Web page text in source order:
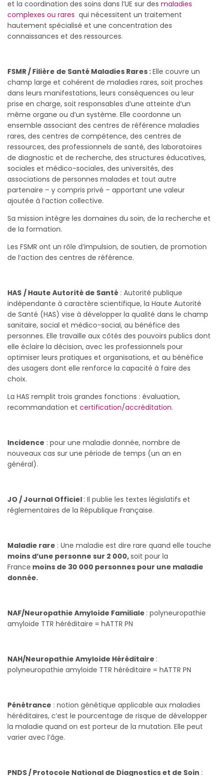
et la coordination des soins dans l’UE sur des maladies
complexes ou rares qui nécessitent un traitement
hautement spécialisé et une concentration des
connaissances et des ressources.
FSMR / Filière de Santé Maladies Rares :Elle couvre un
champ large et cohérent de maladies rares, soit proches
dans leurs manifestations, leurs conséquences ou leur
prise en charge, soit responsables d’une atteinte d’un
même organe ou d’un système. Elle coordonne un
ensemble associant des centres de référence maladies
rares, des centres de compétence, des centres de
ressources, des professionnels de santé, des laboratoires
de diagnostic et de recherche, des structures éducatives,
sociales et médico-sociales, des universités, des
associations de personnes malades et tout autre
partenaire – y compris privé – apportant une valeur
ajoutée à l’action collective.
Sa mission intègre les domaines du soin, de la recherche et
de la formation.
Les FSMR ont un rôle d’impulsion, de soutien, de promotion
de l’action des centres de référence.
HAS / Haute Autorité de Santé : Autorité publique
indépendante à caractère scientifique, la Haute Autorité
de Santé (HAS) vise à développer la qualité dans le champ
sanitaire, social et médico-social, au bénéfice des
personnes. Elle travaille aux côtés des pouvoirs publics dont
elle éclaire la décision, avec les professionnels pour
optimiser leurs pratiques et organisations, et au bénéfice
des usagers dont elle renforce la capacité à faire des
choix.
La HAS remplit trois grandes fonctions : évaluation,
recommandation et certification/accréditation.
Incidence : pour une maladie donnée, nombre de
nouveaux cas sur une période de temps (un an en
général).
JO / Journal Officiel : Il publie les textes législatifs et
réglementaires de la République Française.
Maladie rare : Une maladie est dire rare quand elle touche
moins d’une personne sur 2 000,soit pour la
France moins de 30 000 personnes pour une maladie
donnée.
NAF/Neuropathie Amyloide Familiale : polyneuropathie
amyloide TTR héréditaire = hATTR PN
NAH/Neuropathie Amyloide Héréditaire :
polyneuropathie amyloide TTR héréditaire = hATTR PN
Pénétrance : notion génétique applicable aux maladies
héréditaires, c’est le pourcentage de risque de développer
la maladie quand on est porteur de la mutation. Elle peut
varier avec l’âge.
PNDS / Protocole National de Diagnostics et de Soin :